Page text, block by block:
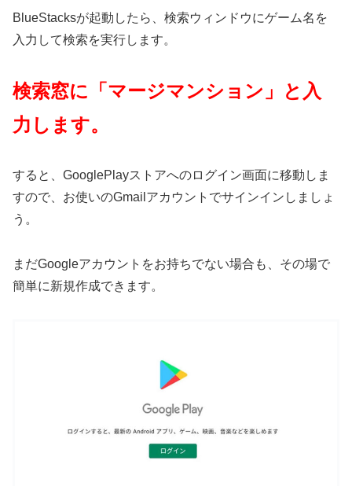
BlueStacksが起動したら、検索ウィンドウにゲーム名を
入力して検索を実行します。
検索窓に「マージマンション」と入
力します。
すると、GooglePlayストアへのログイン画面に移動しま
すので、お使いのGmailアカウントでサインインしましょ
う。
まだGoogleアカウントをお持ちでない場合も、その場で
簡単に新規作成できます。